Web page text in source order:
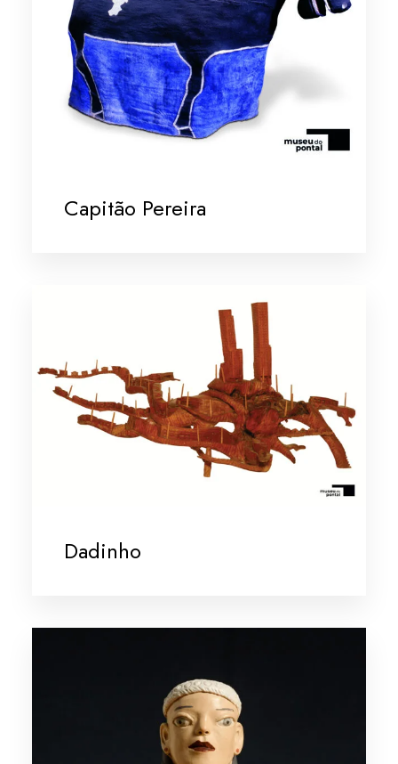
Capitão Pereira
Dadinho